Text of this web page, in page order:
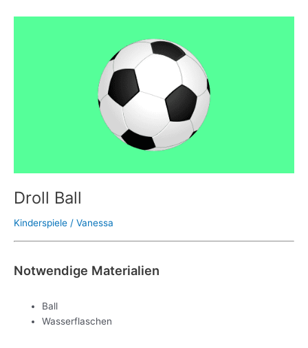
Droll Ball
Kinderspiele / Vanessa
Notwendige Materialien
Ball
Wasserflaschen